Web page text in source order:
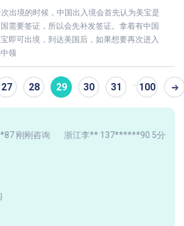
出境的时候，中国出入境会首先认为美宝是
需要签证，所以会先补发签证。拿着有中国
即可出境，到达美国后，如果想要再次进入
领
27 28 29 30 31 100
刚刚咨询 浙江李** 137******90 5分钟前